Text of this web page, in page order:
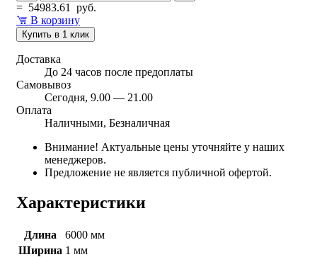
= 54983.61
руб.
В корзину
Купить в 1 клик
Доставка
До 24 часов после предоплаты
Самовывоз
Сегодня, 9.00 — 21.00
Оплата
Наличными, Безналичная
Внимание! Актуальные цены уточняйте у наших
менеджеров.
Предложение не является публичной офертой.
Характеристики
Длина
6000 мм
Ширина 1 мм